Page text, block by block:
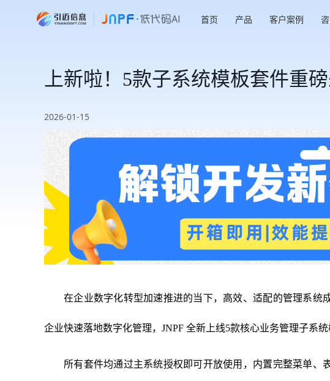
首页 产品 客户案例
上新啦！5款子系统模板套件重
2026-01-15
在企业数字化转型加速推进的当下，高效、适配的管理系
企业快速落地数字化管理，JNPF 全新上线5款核心业务管理子系统
所有套件均通过主系统授权即可开放使用，内置完整菜单